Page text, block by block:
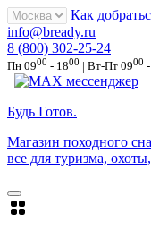
Как
info@bready.ru
8 (800) 302-25-24
Пн 0900 - 1800 | Вт-Пт 0900
Будь Готов.
Магазин походного
все для туризма,